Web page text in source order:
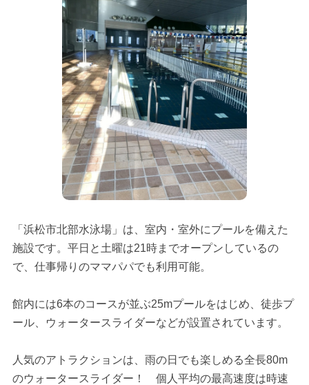
「浜松市北部水泳場」は、室内・室外にプールを備えた
施設です。平日と土曜は21時までオープンしているの
で、仕事帰りのママパパでも利用可能。
館内には6本のコースが並ぶ25mプールをはじめ、徒歩プ
ール、ウォータースライダーなどが設置されています。
人気のアトラクションは、雨の日でも楽しめる全長80m
のウォータースライダー！ 個人平均の最高速度は時速